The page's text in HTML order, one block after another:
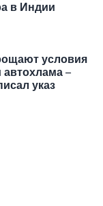
в Индии
условия
–
указ